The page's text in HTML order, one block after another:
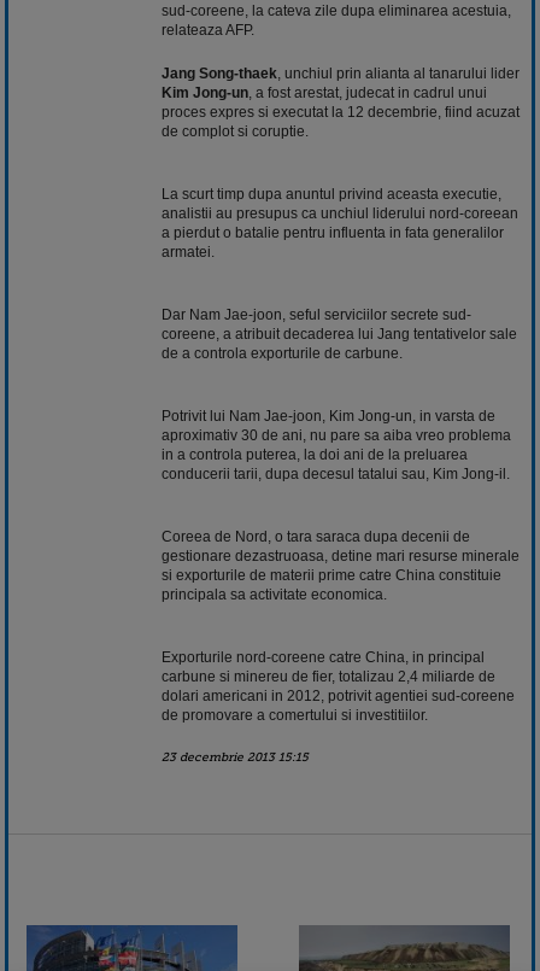
sud-coreene, la cateva zile dupa eliminarea acestuia,
relateaza AFP.
Jang Song-thaek , unchiul prin alianta al tanarului lider
Kim Jong-un , a fost arestat, judecat in cadrul unui
proces expres si executat la 12 decembrie, fiind acuzat
de complot si coruptie.
La scurt timp dupa anuntul privind aceasta executie,
analistii au presupus ca unchiul liderului nord-coreean
a pierdut o batalie pentru influenta in fata generalilor
armatei.
Dar Nam Jae-joon, seful serviciilor secrete sud-
coreene, a atribuit decaderea lui Jang tentativelor sale
de a controla exporturile de carbune.
Potrivit lui Nam Jae-joon, Kim Jong-un, in varsta de
aproximativ 30 de ani, nu pare sa aiba vreo problema
in a controla puterea, la doi ani de la preluarea
conducerii tarii, dupa decesul tatalui sau, Kim Jong-il.
Coreea de Nord, o tara saraca dupa decenii de
gestionare dezastruoasa, detine mari resurse minerale
si exporturile de materii prime catre China constituie
principala sa activitate economica.
Exporturile nord-coreene catre China, in principal
carbune si minereu de fier, totalizau 2,4 miliarde de
dolari americani in 2012, potrivit agentiei sud-coreene
de promovare a comertului si investitiilor.
23 decembrie 2013 15:15